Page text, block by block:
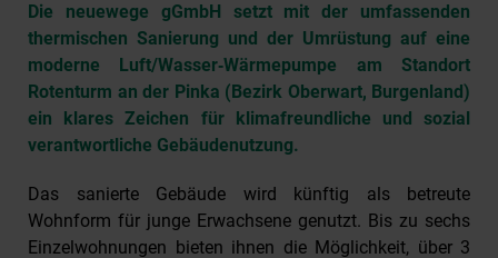
Die neuewege gGmbH setzt mit der umfassenden
thermischen Sanierung und der Umrüstung auf eine
moderne Luft/Wasser‑Wärmepumpe am Standort
Rotenturm an der Pinka (Bezirk Oberwart, Burgenland)
ein klares Zeichen für klimafreundliche und sozial
verantwortliche Gebäudenutzung.
Das sanierte Gebäude wird künftig als betreute
Wohnform für junge Erwachsene genutzt. Bis zu sechs
Einzelwohnungen bieten ihnen die Möglichkeit, über 3